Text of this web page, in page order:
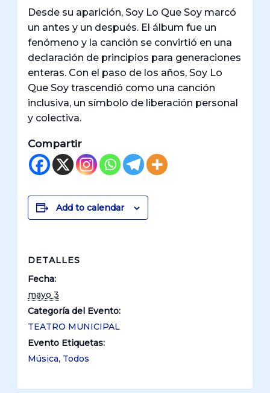
Desde su aparición, Soy Lo Que Soy marcó
un antes y un después. El álbum fue un
fenómeno y la canción se convirtió en una
declaración de principios para generaciones
enteras. Con el paso de los años, Soy Lo
Que Soy trascendió como una canción
inclusiva, un símbolo de liberación personal
y colectiva.
Compartir
Add to calendar
DETALLES
Fecha:
mayo 3
Categoría del Evento:
TEATRO MUNICIPAL
Evento Etiquetas:
Música, Todos